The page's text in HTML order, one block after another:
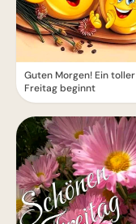
Guten Morgen! Ein toller
Freitag beginnt